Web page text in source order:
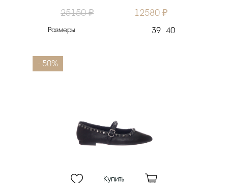
25150 ₽ 12580 ₽
Размеры 39 40
- 50%